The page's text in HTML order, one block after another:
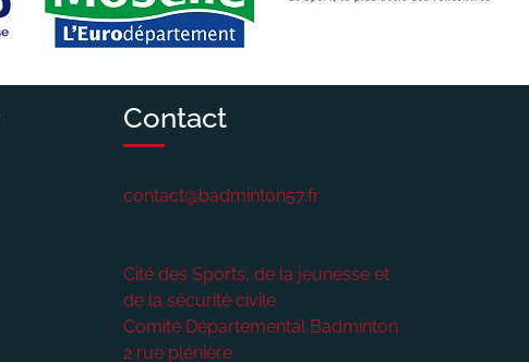
Contact
contact@badminton57.fr
Cité des Sports, de la jeunesse et
de la sécurité civile
Comité Départemental Badminton
2 rue plénière